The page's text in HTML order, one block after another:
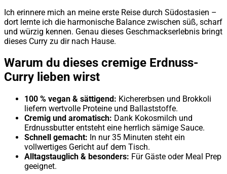
Ich erinnere mich an meine erste Reise durch Südostasien –
dort lernte ich die harmonische Balance zwischen süß, scharf
und würzig kennen. Genau dieses Geschmackserlebnis bringt
dieses Curry zu dir nach Hause.
Warum du dieses cremige Erdnuss-
Curry lieben wirst
100 % vegan & sättigend: Kichererbsen und Brokkoli
liefern wertvolle Proteine und Ballaststoffe.
Cremig und aromatisch: Dank Kokosmilch und
Erdnussbutter entsteht eine herrlich sämige Sauce.
Schnell gemacht: In nur 35 Minuten steht ein
vollwertiges Gericht auf dem Tisch.
Alltagstauglich & besonders: Für Gäste oder Meal Prep
geeignet.